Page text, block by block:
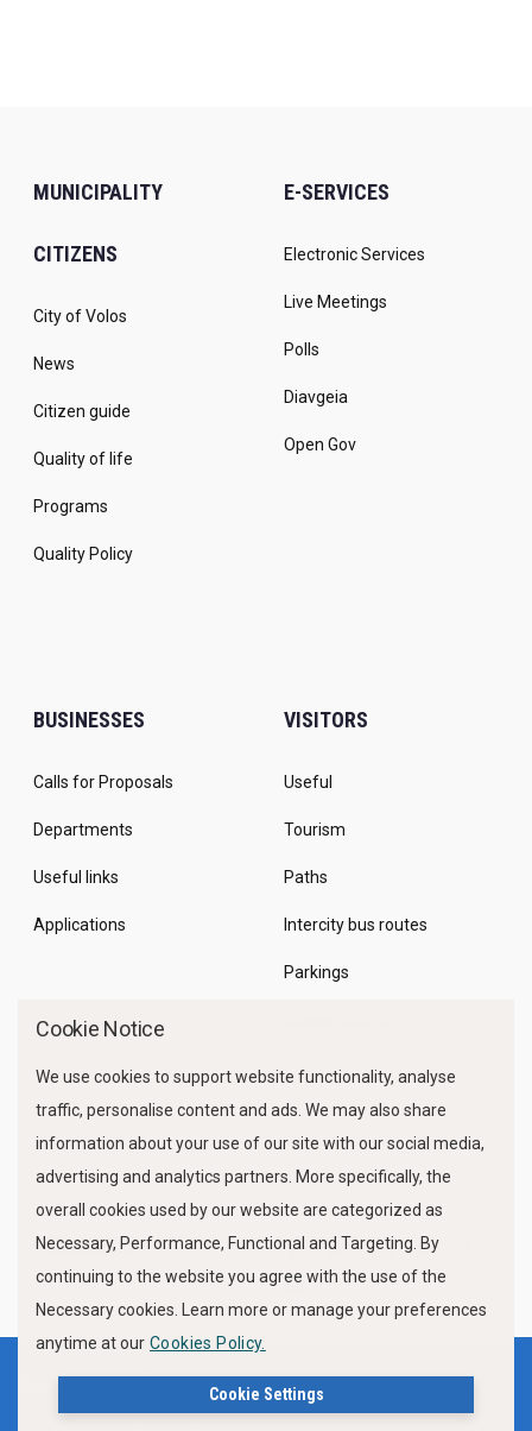
MUNICIPALITY
CITIZENS
City of Volos
News
Citizen guide
Quality of life
Programs
Quality Policy
E-SERVICES
Electronic Services
Live Meetings
Polls
Diavgeia
Open Gov
BUSINESSES
Calls for Proposals
Departments
Useful links
Applications
VISITORS
Useful
Tourism
Paths
Intercity bus routes
Parkings
FOLLOW US
Privacy Policy
Cookie Notice
We use cookies to support website functionality, analyse
traffic, personalise content and ads. We may also share
information about your use of our site with our social media,
advertising and analytics partners. More specifically, the
overall cookies used by our website are categorized as
Necessary, Performance, Functional and Targeting. By
continuing to the website you agree with the use of the
Necessary cookies. Learn more or manage your preferences
anytime at our Cookies Policy.
Cookie Settings